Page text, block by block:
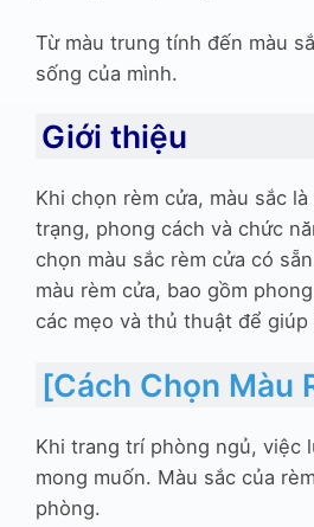
Từ màu trung tính đến màu
sống của mình.
Giới thiệu
Khi chọn rèm cửa, màu sắc
trạng, phong cách và chức
chọn màu sắc rèm cửa có
màu rèm cửa, bao gồm
các mẹo và thủ thuật để
[Cách Chọn Màu
Khi trang trí phòng ngủ, việc
mong muốn. Màu sắc của
phòng.